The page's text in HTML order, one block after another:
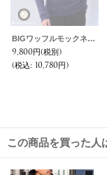
ヘビーオックスミリタリートレンチコート【MADE IN JAPAN】『日本製』/ Upscape Audience
15,800円(税別)
(税込: 17,380円)
この商品を買った人